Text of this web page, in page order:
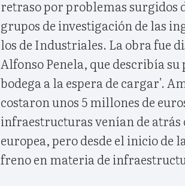
retraso por problemas surgidos
grupos de investigación de las
los de Industriales. La obra fue
Alfonso Penela, que describía
bodega a la espera de cargar'.
costaron unos 5 millones de
infraestructuras venían de
europea, pero desde el inicio de
freno en materia de